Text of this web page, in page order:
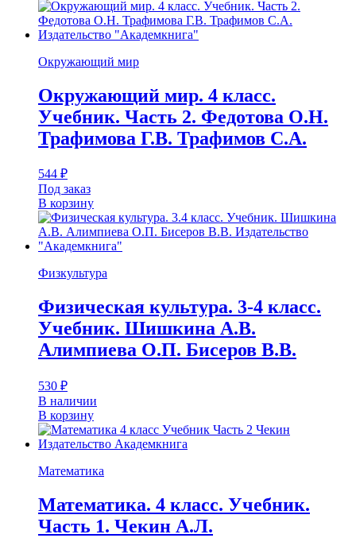
Окружающий мир
Окружающий мир. 4 класс.
Учебник. Часть 2. Федотова О.Н.
Трафимова Г.В. Трафимов С.А.
544 ₽
Под заказ
В корзину
Физкультура
Физическая культура. 3-4 класс.
Учебник. Шишкина А.В.
Алимпиева О.П. Бисеров В.В.
530 ₽
В наличии
В корзину
Математика
Математика. 4 класс. Учебник.
Часть 1. Чекин А.Л.